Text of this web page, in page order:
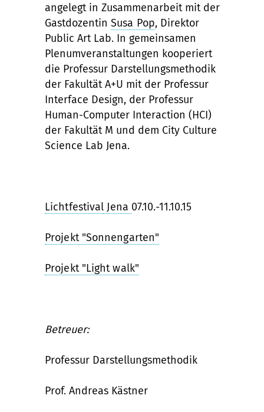
angelegt in Zusammenarbeit mit der
Gastdozentin Susa Pop, Direktor
Public Art Lab. In gemeinsamen
Plenumveranstaltungen kooperiert
die Professur Darstellungsmethodik
der Fakultät A+U mit der Professur
Interface Design, der Professur
Human-Computer Interaction (HCI)
der Fakultät M und dem City Culture
Science Lab Jena.
Lichtfestival Jena 07.10.-11.10.15
Projekt "Sonnengarten"
Projekt "Light walk"
Betreuer:
Professur Darstellungsmethodik
Prof. Andreas Kästner